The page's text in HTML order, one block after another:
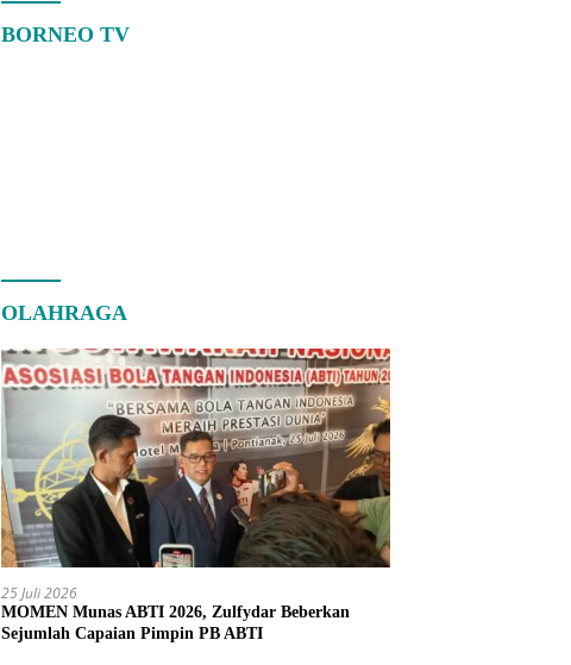
BORNEO TV
OLAHRAGA
25 Juli 2026
MOMEN Munas ABTI 2026, Zulfydar Beberkan
Sejumlah Capaian Pimpin PB ABTI